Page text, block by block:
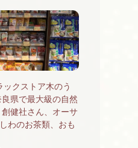
クストア木のう
県で最大級の自然
健社さん、オーサ
わのお茶類、おも